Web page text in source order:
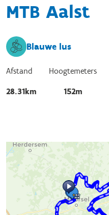
MTB Aalst
Blauwe lus
Afstand
28.31km
Hoogtemeters
152m